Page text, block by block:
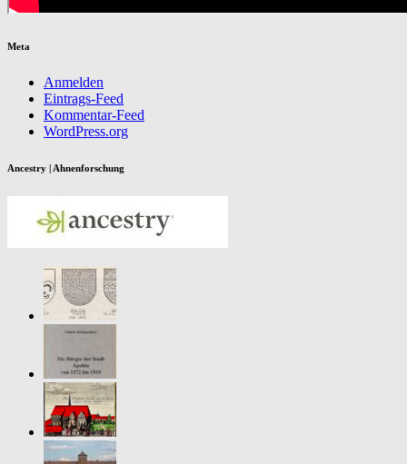
Meta
Anmelden
Eintrags-Feed
Kommentar-Feed
WordPress.org
Ancestry | Ahnenforschung